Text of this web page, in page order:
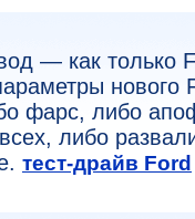
— как только
нового
фарс, либо
либо
тест-драйв Ford